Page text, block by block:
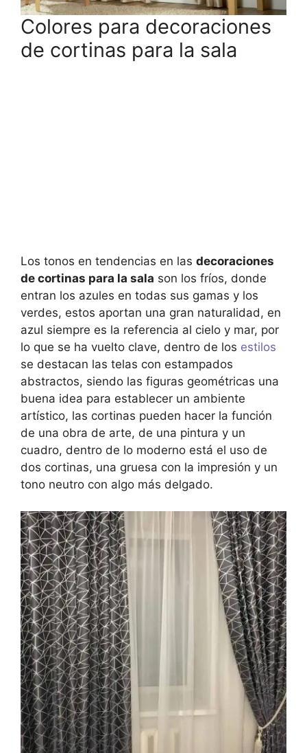
Colores para decoraciones
de cortinas para la sala
Los tonos en tendencias en las decoraciones
de cortinas para la sala son los fríos, donde
entran los azules en todas sus gamas y los
verdes, estos aportan una gran naturalidad, en
azul siempre es la referencia al cielo y mar, por
lo que se ha vuelto clave, dentro de los estilos
se destacan las telas con estampados
abstractos, siendo las figuras geométricas una
buena idea para establecer un ambiente
artístico, las cortinas pueden hacer la función
de una obra de arte, de una pintura y un
cuadro, dentro de lo moderno está el uso de
dos cortinas, una gruesa con la impresión y un
tono neutro con algo más delgado.